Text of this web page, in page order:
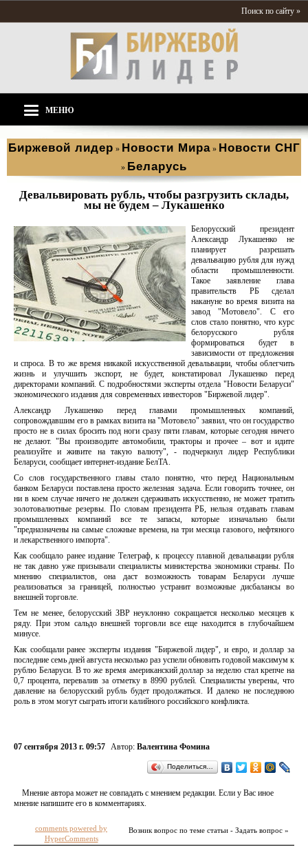
Поиск по сайту »
МЕНЮ
Биржевой лидер » Новости Мира » Новости СНГ
» Беларусь
Девальвировать рубль, чтобы разгрузить склады,
мы не будем – Лукашенко
Белорусский президент
Александр Лукашенко не
планирует разрешать
девальвацию рубля для нужд
области промышленности.
Такое заявление глава
правительств РБ сделал
накануне во время визита на
завод "Мотовело". С его
слов стало понятно, что курс
белорусского рубля
формироваться будет в
зависимости от предложения
и спроса. В то же время никакой искусственной девальвации, чтобы облегчить
жизнь и улучшить экспорт, не будет, констатировал Лукашенко перед
директорами компаний. С подробностями эксперты отдела "Новости Беларуси"
экономического издания для современных инвесторов "Биржевой лидер".
Александр Лукашенко перед главами промышленных компаний,
сопровождавшим его в рамках визита на "Мотовело" заявил, что он государство
просто не в силах бросить под ноги сразу пяти главам, которые сегодня ничего
не делают. "Вы производите автомобили, тракторы и прочее – вот и идите
реализуйте и живите на такую валюту", - подчеркнул лидер Республики
Беларуси, сообщает интернет-издание БелТА.
Со слов государственного главы стало понятно, что перед Национальным
банком Беларуси поставлена просто железная задача. Если говорить точнее, он
ни в коем случае ничего не должен сдерживать искусственно, не может тратить
золотовалютные резервы. По словам президента РБ, нельзя отдавать главам
промышленных компаний все те запасы, которые изначально были
"предназначены на самые сложные времена, на три месяца газового, нефтяного
и лекарственного импорта".
Как сообщало ранее издание Телеграф, к процессу плавной девальвации рубля
не так давно уже призывали специалисты министерства экономики страны. По
мнению специалистов, она даст возможность товарам Беларуси лучше
реализоваться за границей, полностью устранит возможные дисбалансы во
внешней торговле.
Тем не менее, белорусский ЗВР неуклонно сокращается несколько месяцев к
ряду. При этом сальдо внешней торговли все еще находится в глубочайшем
минусе.
Как сообщали ранее эксперты издания "Биржевой лидер", и евро, и доллар за
последние семь дней августа несколько раз успели обновить годовой максимум к
рублю Беларуси. В то же время американский доллар за неделю стал крепче на
0,7 процента, перевалив за отметку в 8990 рублей. Специалисты уверены, что
давление на белорусский рубль будет продолжаться. И далеко не последнюю
роль в этом могут сыграть итоги калийного российского конфликта.
07 сентября 2013 г. 09:57 Автор: Валентина Фомина
Поделиться…
Мнение автора может не совпадать с мнением редакции. Если у Вас иное
мнение напишите его в комментариях.
Возник вопрос по теме статьи - Задать вопрос »
comments powered by
HyperComments